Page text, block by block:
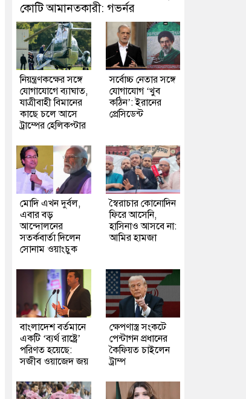
কোটি আমানতকারী: গভর্নর
নিয়ন্ত্রণকক্ষের সঙ্গে
যোগাযোগে ব্যাঘাত,
যাত্রীবাহী বিমানের
কাছে চলে আসে
ট্রাম্পের হেলিকপ্টার
সর্বোচ্চ নেতার সঙ্গে
যোগাযোগ ‘খুব
কঠিন’: ইরানের
প্রেসিডেন্ট
মোদি এখন দুর্বল,
এবার বড়
আন্দোলনের
সতর্কবার্তা দিলেন
সোনাম ওয়াংচুক
স্বৈরাচার কোনোদিন
ফিরে আসেনি,
হাসিনাও আসবে না:
আমির হামজা
বাংলাদেশ বর্তমানে
একটি ‘ব্যর্থ রাষ্ট্রে’
পরিণত হয়েছে:
সজীব ওয়াজেদ জয়
ক্ষেপণাস্ত্র সংকটে
পেন্টাগন প্রধানের
কৈফিয়ত চাইলেন
ট্রাম্প